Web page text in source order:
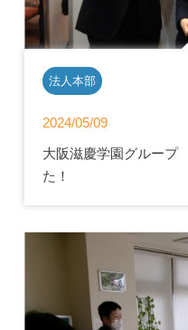
法人本部
2024/05/09
大阪滋慶学園グループ
た！